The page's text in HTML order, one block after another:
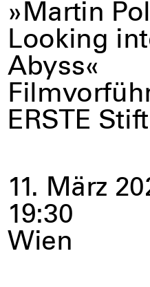
»Martin
Looking
Abyss«
ERSTE
11. März
19:30
Wien